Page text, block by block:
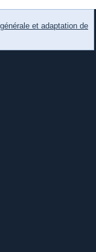
et adaptation de